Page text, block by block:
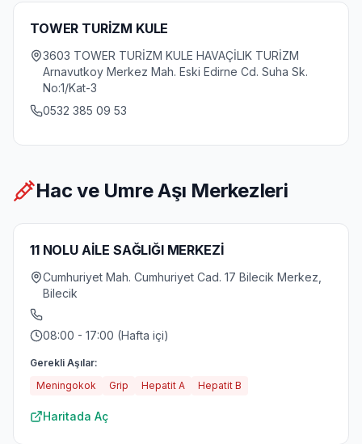
TOWER TURİZM KULE
3603 TOWER TURİZM KULE HAVAÇİLIK TURİZM
Arnavutkoy Merkez Mah. Eski Edirne Cd. Suha Sk.
No:1/Kat-3
0532 385 09 53
Hac ve Umre Aşı Merkezleri
11 NOLU AİLE SAĞLIĞI MERKEZİ
Cumhuriyet Mah. Cumhuriyet Cad. 17 Bilecik Merkez,
Bilecik
08:00 - 17:00 (Hafta içi)
Gerekli Aşılar:
Meningokok
Grip Hepatit A Hepatit B
Haritada Aç